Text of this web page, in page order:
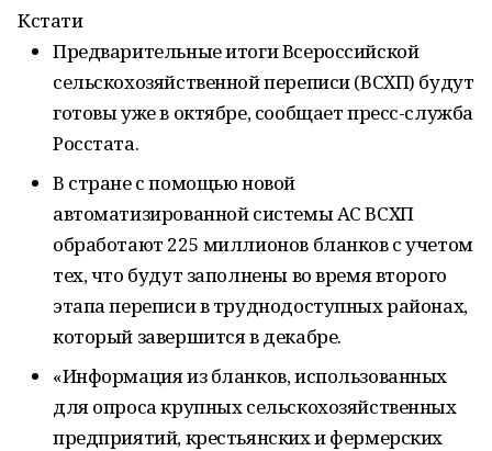
Кстати
Предварительные итоги Всероссийской
сельскохозяйственной переписи (ВСХП) будут
готовы уже в октябре, сообщает пресс-служба
Росстата.
В стране с помощью новой
автоматизированной системы АС ВСХП
обработают 225 миллионов бланков с учетом
тех, что будут заполнены во время второго
этапа переписи в труднодоступных районах,
который завершится в декабре.
«Информация из бланков, использованных
для опроса крупных сельскохозяйственных
предприятий, крестьянских и фермерских